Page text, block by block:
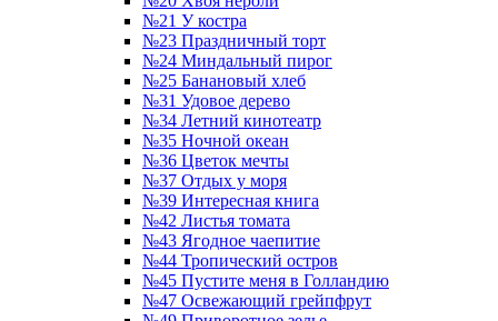
№21 У костра
№23 Праздничный торт
№24 Миндальный пирог
№25 Банановый хлеб
№31 Удовое дерево
№34 Летний кинотеатр
№35 Ночной океан
№36 Цветок мечты
№37 Отдых у моря
№39 Интересная книга
№42 Листья томата
№43 Ягодное чаепитие
№44 Тропический остров
№45 Пустите меня в Голландию
№47 Освежающий грейпфрут